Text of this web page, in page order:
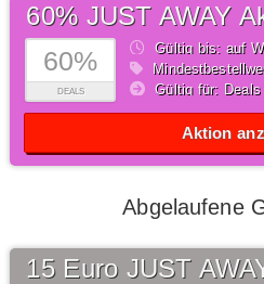
60%
DEALS
60% JUST AWAY
Gültig bis: auf
Gültig für: Deals
Aktion
Abgelaufene
15 Euro JUST